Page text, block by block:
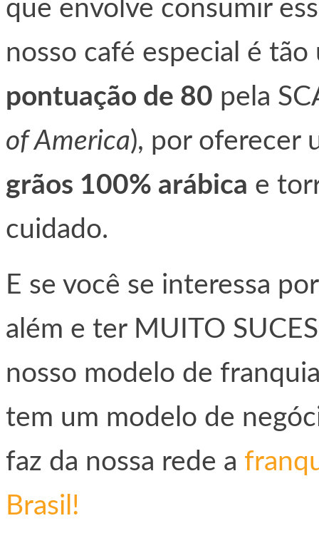
que envolve consumir
nosso café especial é
pontuação de 80 pela
of America), por oferecer
grãos 100% arábica e
cuidado.
E se você se interessa
além e ter MUITO
nosso modelo de
tem um modelo de
faz da nossa rede a
Brasil!